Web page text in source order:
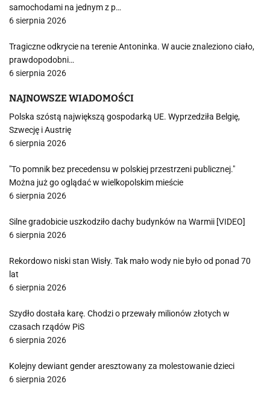
samochodami na jednym z p…
6 sierpnia 2026
Tragiczne odkrycie na terenie Antoninka. W aucie znaleziono ciało,
prawdopodobni…
6 sierpnia 2026
NAJNOWSZE WIADOMOŚCI
Polska szóstą największą gospodarką UE. Wyprzedziła Belgię,
Szwecję i Austrię
6 sierpnia 2026
"To pomnik bez precedensu w polskiej przestrzeni publicznej."
Można już go oglądać w wielkopolskim mieście
6 sierpnia 2026
Silne gradobicie uszkodziło dachy budynków na Warmii [VIDEO]
6 sierpnia 2026
Rekordowo niski stan Wisły. Tak mało wody nie było od ponad 70
lat
6 sierpnia 2026
Szydło dostała karę. Chodzi o przewały milionów złotych w
czasach rządów PiS
6 sierpnia 2026
Kolejny dewiant gender aresztowany za molestowanie dzieci
6 sierpnia 2026